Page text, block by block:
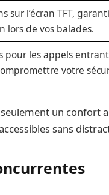
sur l’écran TFT,
lors de vos balades.
pour les appels
votre
un confort
sans